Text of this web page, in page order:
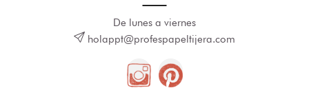
De lunes a viernes
holappt@profespapeltijera.com